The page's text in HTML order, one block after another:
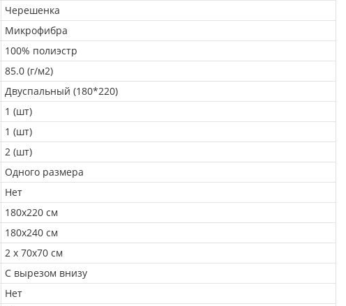
Черешенка
Микрофибра
100% полиэстр
85.0 (г/м2)
Двуспальный (180*220)
1 (шт)
1 (шт)
2 (шт)
Одного размера
Нет
180х220 см
180x240 см
2 х 70х70 см
С вырезом внизу
Нет